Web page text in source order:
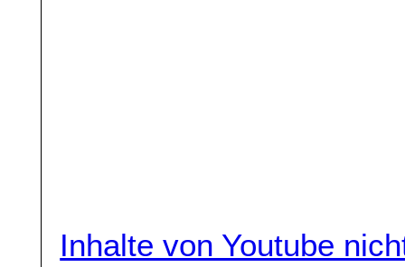
Inhalte von Youtube